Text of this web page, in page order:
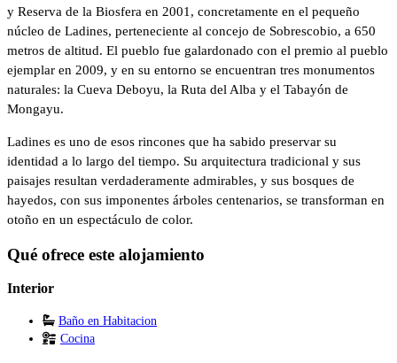
y Reserva de la Biosfera en 2001, concretamente en el pequeño
núcleo de Ladines, perteneciente al concejo de Sobrescobio, a 650
metros de altitud. El pueblo fue galardonado con el premio al pueblo
ejemplar en 2009, y en su entorno se encuentran tres monumentos
naturales: la Cueva Deboyu, la Ruta del Alba y el Tabayón de
Mongayu.
Ladines es uno de esos rincones que ha sabido preservar su
identidad a lo largo del tiempo. Su arquitectura tradicional y sus
paisajes resultan verdaderamente admirables, y sus bosques de
hayedos, con sus imponentes árboles centenarios, se transforman en
otoño en un espectáculo de color.
Qué ofrece este alojamiento
Interior
Baño en Habitacion
Cocina